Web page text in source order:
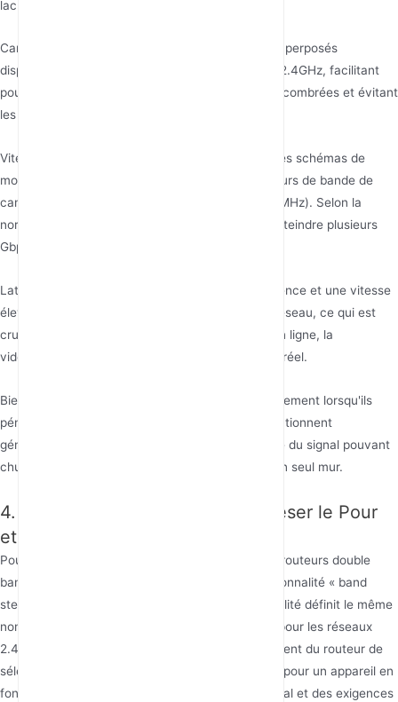
lacunes de la bande 2.4GHz :
Canaux Abondants : Le nombre de canaux non superposés
disponibles dépasse largement celui de la bande 2.4GHz, facilitant
pour les appareils la recherche de voies moins encombrées et évitant
les interférences des réseaux voisins.
Vitesse Impressionnante : Elle prend en charge des schémas de
modulation et de codage plus élevés et des largeurs de bande de
canal plus larges (40MHz, 80MHz ou même 160 MHz). Selon la
norme Wi-Fi 5, les vitesses théoriques peuvent atteindre plusieurs
Gbps.
Latence Extrêmement Faible : Une faible interférence et une vitesse
élevée se traduisent par une très faible latence réseau, ce qui est
crucial pour des applications telles que les jeux en ligne, la
vidéoconférence et le trading financier en temps réel.
Bien sûr, les signaux 5GHz s'atténuent significativement lorsqu'ils
pénètrent des obstacles comme les murs. Ils fonctionnent
généralement mieux dans la même pièce, la force du signal pouvant
chuter de manière notable après avoir traversé un seul mur.
4. Technologie Band Steering : Peser le Pour
et le Contre
Pour simplifier les opérations des utilisateurs, les routeurs double
bande modernes intègrent normalement la fonctionnalité « band
steering » ou « smart connect ». Cette fonctionnalité définit le même
nom de réseau (SSID) et le même mot de passe pour les réseaux
2.4GHz et 5GHz, permettant à l'algorithme intelligent du routeur de
sélectionner automatiquement la bande optimale pour un appareil en
fonction de son emplacement, de la force du signal et des exigences